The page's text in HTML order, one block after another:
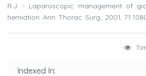
R.J. - Laparoscopic management of
herniation. Ann. Thorac. Surg., 2001,
Indexed In: